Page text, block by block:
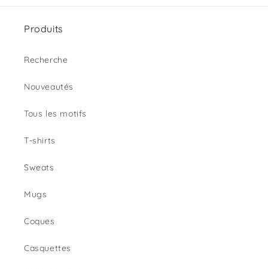
Produits
Recherche
Nouveautés
Tous les motifs
T-shirts
Sweats
Mugs
Coques
Casquettes